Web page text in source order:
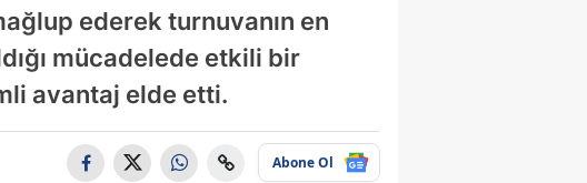
ederek turnuvanın en
mücadelede etkili bir
avantaj elde etti.
Abone Ol